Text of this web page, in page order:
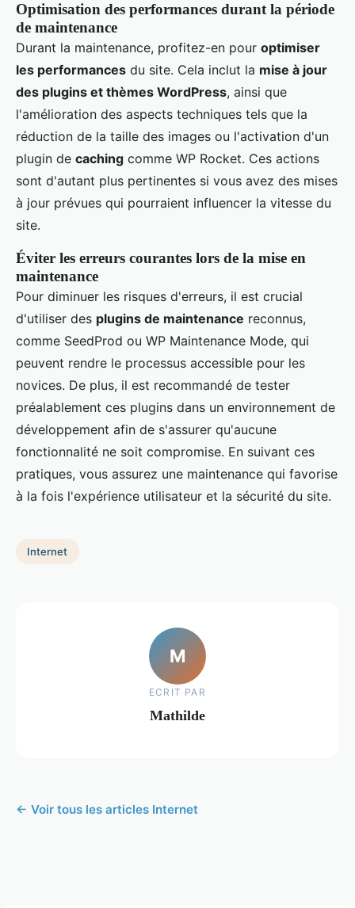
Optimisation des performances durant la période
de maintenance
Durant la maintenance, profitez-en pour optimiser
les performances du site. Cela inclut la mise à jour
des plugins et thèmes WordPress, ainsi que
l'amélioration des aspects techniques tels que la
réduction de la taille des images ou l'activation d'un
plugin de caching comme WP Rocket. Ces actions
sont d'autant plus pertinentes si vous avez des mises
à jour prévues qui pourraient influencer la vitesse du
site.
Éviter les erreurs courantes lors de la mise en
maintenance
Pour diminuer les risques d'erreurs, il est crucial
d'utiliser des plugins de maintenance reconnus,
comme SeedProd ou WP Maintenance Mode, qui
peuvent rendre le processus accessible pour les
novices. De plus, il est recommandé de tester
préalablement ces plugins dans un environnement de
développement afin de s'assurer qu'aucune
fonctionnalité ne soit compromise. En suivant ces
pratiques, vous assurez une maintenance qui favorise
à la fois l'expérience utilisateur et la sécurité du site.
Internet
M
ECRIT PAR
Mathilde
← Voir tous les articles Internet